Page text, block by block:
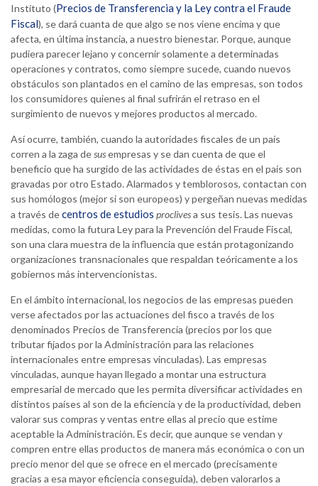
Instituto (Precios de Transferencia y la Ley contra el Fraude
Fiscal), se dará cuanta de que algo se nos viene encima y que
afecta, en última instancia, a nuestro bienestar. Porque, aunque
pudiera parecer lejano y concernir solamente a determinadas
operaciones y contratos, como siempre sucede, cuando nuevos
obstáculos son plantados en el camino de las empresas, son todos
los consumidores quienes al final sufrirán el retraso en el
surgimiento de nuevos y mejores productos al mercado.
Así ocurre, también, cuando la autoridades fiscales de un país
corren a la zaga desusempresas y se dan cuenta de que el
beneficio que ha surgido de las actividades de éstas en el país son
gravadas por otro Estado. Alarmados y temblorosos, contactan con
sus homólogos (mejor si son europeos) y pergeñan nuevas medidas
a través decentros de estudios proclivesa sus tesis. Las nuevas
medidas, como la futura Ley para la Prevención del Fraude Fiscal,
son una clara muestra de la influencia que están protagonizando
organizaciones transnacionales que respaldan teóricamente a los
gobiernos más intervencionistas.
En el ámbito internacional, los negocios de las empresas pueden
verse afectados por las actuaciones del fisco a través de los
denominados Precios de Transferencia (precios por los que
tributar fijados por la Administración para las relaciones
internacionales entre empresas vinculadas). Las empresas
vinculadas, aunque hayan llegado a montar una estructura
empresarial de mercado que les permita diversificar actividades en
distintos países al son de la eficiencia y de la productividad, deben
valorar sus compras y ventas entre ellas al precio que estime
aceptable la Administración. Es decir, que aunque se vendan y
compren entre ellas productos de manera más económica o con un
precio menor del que se ofrece en el mercado (precisamente
gracias a esa mayor eficiencia conseguida), deben valorarlos a